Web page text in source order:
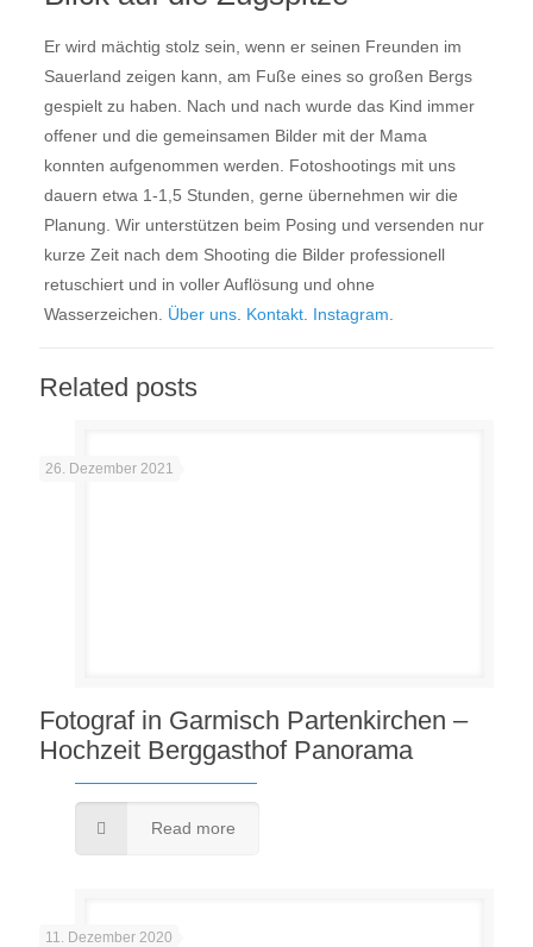
Er wird mächtig stolz sein, wenn er seinen Freunden im
Sauerland zeigen kann, am Fuße eines so großen Bergs
gespielt zu haben. Nach und nach wurde das Kind immer
offener und die gemeinsamen Bilder mit der Mama
konnten aufgenommen werden. Fotoshootings mit uns
dauern etwa 1-1,5 Stunden, gerne übernehmen wir die
Planung. Wir unterstützen beim Posing und versenden nur
kurze Zeit nach dem Shooting die Bilder professionell
retuschiert und in voller Auflösung und ohne
Wasserzeichen. Über uns. Kontakt. Instagram
Related posts
26. Dezember 2021
Fotograf in Garmisch Partenkirchen –
Hochzeit Berggasthof Panorama
Read more
11. Dezember 2020